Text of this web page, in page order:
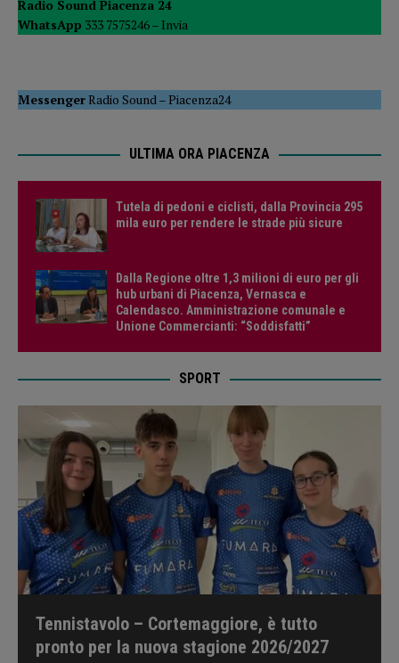
Radio Sound Piacenza 24
WhatsApp 333 7575246 – Invia
MessengerRadio Sound–Piacenza24
ULTIMA ORA PIACENZA
Tutela di pedoni e ciclisti, dalla Provincia 295
mila euro per rendere le strade più sicure
Dalla Regione oltre 1,3 milioni di euro per gli
hub urbani di Piacenza, Vernasca e
Calendasco. Amministrazione comunale e
Unione Commercianti: “Soddisfatti”
SPORT
Tennistavolo – Cortemaggiore, è tutto
pronto per la nuova stagione 2026/2027